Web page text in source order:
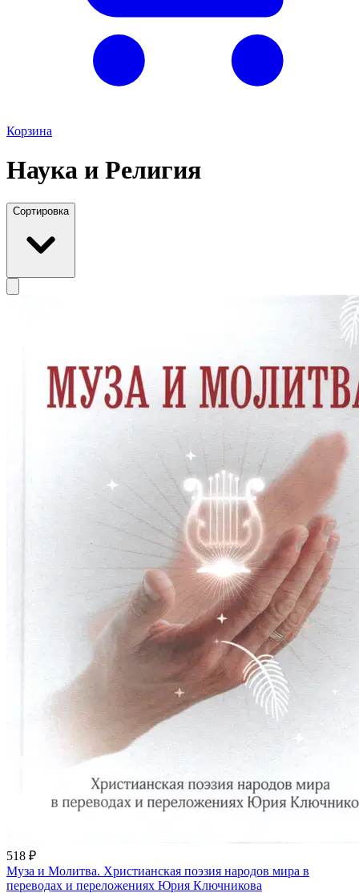
Корзина
Наука и Религия
Сортировка
518 ₽
Муза и Молитва. Христианская поэзия народов мира в
переводах и переложениях Юрия Ключникова